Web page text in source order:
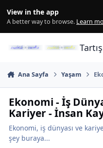
View in the app
A better way to browse. Learn
Ana Sayfa Yaşam
Ekonomi - İş
Kariyer - İnsan
Ekonomi, iş dünyası ve
şey buraya...